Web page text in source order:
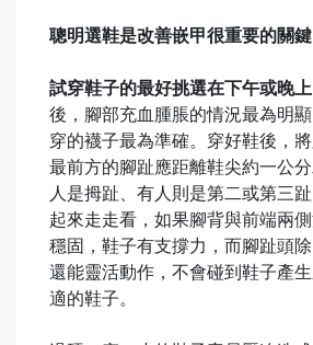
聰明選鞋是改善嵌甲很重要的關鍵
試穿鞋子的最好挑選在下午或晚上
後，腳部充血腫脹的情況最為明
穿的襪子最為準確。穿好鞋後，將
最前方的腳趾應距離鞋尖約一公
人是拇趾、有人則是第二或第三
起來走走看，如果腳背與前端兩
穩固，鞋子有支撐力，而腳趾頭除
還能靈活動作，不會碰到鞋子產
適的鞋子。